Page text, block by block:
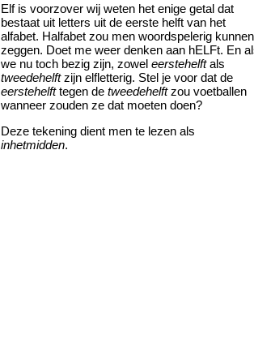
Elf is voorzover wij weten het enige getal dat
bestaat uit letters uit de eerste helft van het
alfabet. Halfabet zou men woordspelerig kunnen
zeggen. Doet me weer denken aan hELFt. En
we nu toch bezig zijn, zowel eerstehelftals
tweedehelftzijn elfletterig. Stel je voor dat de
eerstehelfttegen de tweedehelftzou voetballen
wanneer zouden ze dat moeten doen?
Deze tekening dient men te lezen als
inhetmidden.